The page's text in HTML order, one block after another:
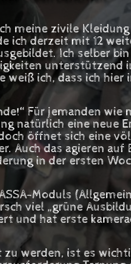
meine zivile
derzeit mit 12
Ich selber
unterstützend
ich, dass ich
Für jemanden
natürlich eine neue
öffnet sich eine
Auch das agieren
in der ersten
Moduls
viel „grüne
und hat erste
werden, ist es